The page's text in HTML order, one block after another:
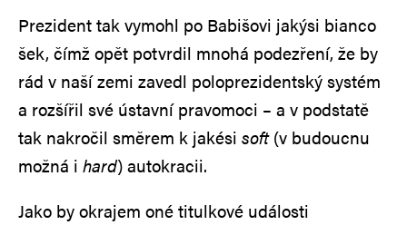
Prezident tak vymohl po Babišovi jakýsi bianco
šek, čímž opět potvrdil mnohá podezření, že by
rád v naší zemi zavedl poloprezidentský systém
a rozšířil své ústavní pravomoci – a v podstatě
tak nakročil směrem k jakési soft(v budoucnu
možná i hard) autokracii.
Jako by okrajem oné titulkové události